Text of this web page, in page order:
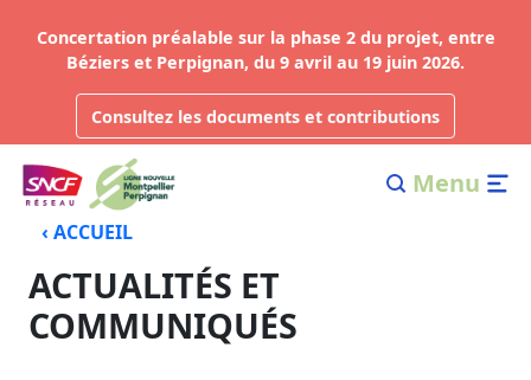
Concertation préalable sur la phase 2 du projet, entre
Béziers et Perpignan, du 9 avril au 19 juin 2026.
Consultez les documents et contributions
Menu
‹ ACCUEIL
ACTUALITÉS ET
COMMUNIQUÉS